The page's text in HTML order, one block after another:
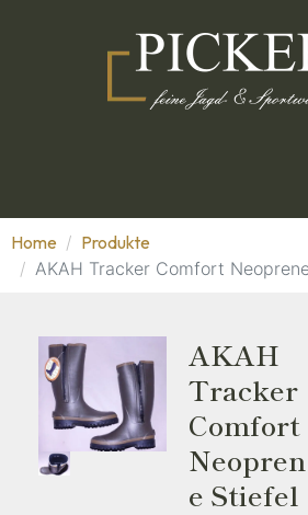
Home
Produkte
AKAH Tracker Comfort
AKAH
Tracker
Comfort
Neopren
E Stiefel